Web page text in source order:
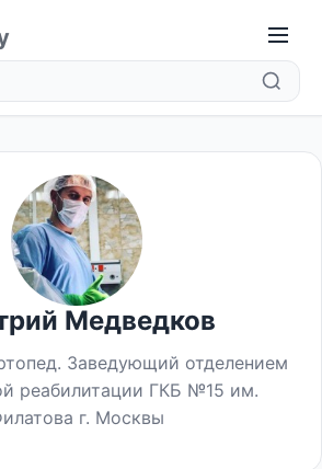
Медведков
Заведующий отделением
реабилитации ГКБ №15 им.
г. Москвы